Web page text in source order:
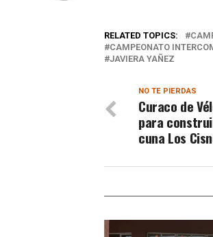
RELATED TOPICS:
CAMPEONATO
JAVIERA YAÑEZ
NO TE PIERDAS
Curaco de
para
cuna Los